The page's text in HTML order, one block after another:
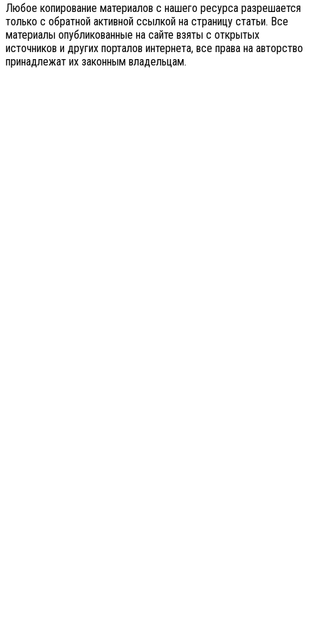
Любое копирование материалов с нашего ресурса разрешается
только с обратной активной ссылкой на страницу статьи. Все
материалы опубликованные на сайте взяты с открытых
источников и других порталов интернета, все права на авторство
принадлежат их законным владельцам.